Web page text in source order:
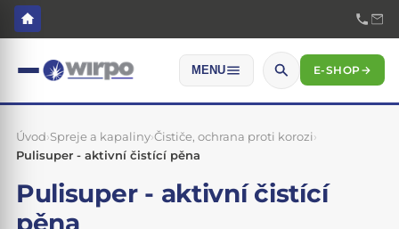
MENU E-SHOP→
Úvod›Spreje a kapaliny›Čističe, ochrana proti korozi›
Pulisuper - aktivní čistící pěna
Pulisuper - aktivní čistící